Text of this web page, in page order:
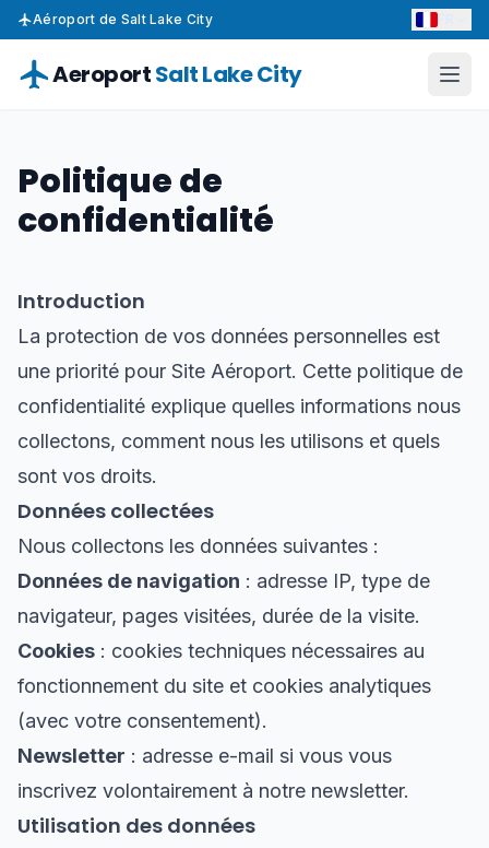
Aéroport de Salt Lake City
AeroportSalt Lake City
Politique de
confidentialité
Introduction
La protection de vos données personnelles est
une priorité pour Site Aéroport. Cette politique de
confidentialité explique quelles informations nous
collectons, comment nous les utilisons et quels
sont vos droits.
Données collectées
Nous collectons les données suivantes :
Données de navigation : adresse IP, type de
navigateur, pages visitées, durée de la visite.
Cookies : cookies techniques nécessaires au
fonctionnement du site et cookies analytiques
(avec votre consentement).
Newsletter : adresse e-mail si vous vous
inscrivez volontairement à notre newsletter.
Utilisation des données